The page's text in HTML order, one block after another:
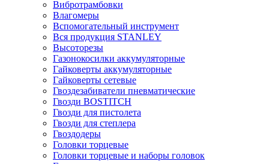
Вибротрамбовки
Влагомеры
Вспомогательный инструмент
Вся продукция STANLEY
Высоторезы
Газонокосилки аккумуляторные
Гайковерты аккумуляторные
Гайковерты сетевые
Гвоздезабиватели пневматические
Гвозди BOSTITCH
Гвозди для пистолета
Гвозди для степлера
Гвоздодеры
Головки торцевые
Головки торцевые и наборы головок